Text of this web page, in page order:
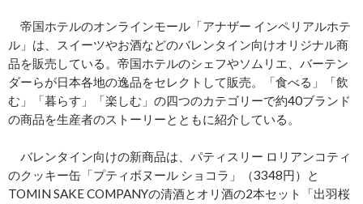
帝国ホテルのオンラインモール「アナザー インペリアルホテ
ル」は、スイーツやお酒などのバレンタイン向けオリジナル商
品を販売している。帝国ホテルのシェフやソムリエ、バーテン
ダーらが日本各地の逸品をセレクトして販売。「食べる」「飲
む」「暮らす」「楽しむ」の四つのカテゴリーで約40ブランド
の商品を生産者のストーリーとともに紹介している。
バレンタイン向けの新商品は、パティスリー ロリアンコティ
のクッキー缶「プティボヌール ショコラ」（3348円）と
TOMIN SAKE COMPANYの清酒とオリ酒の2本セット「出羽桜